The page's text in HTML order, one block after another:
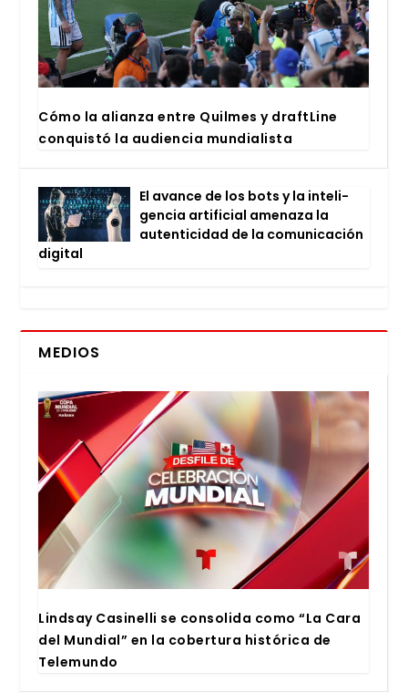
Cómo la alian­za entre Quil­mes y draftLi­ne
con­quis­tó la audien­cia mun­dia­lis­ta
El avan­ce de los bots y la inte­li­
gen­cia arti­fi­cial ame­na­za la
auten­ti­ci­dad de la comu­ni­ca­ción
digi­tal
MEDIOS
Lind­say Casi­ne­lli se con­so­li­da como “La Cara
del Mun­dial” en la cober­tu­ra his­tó­ri­ca de
Tele­mun­do